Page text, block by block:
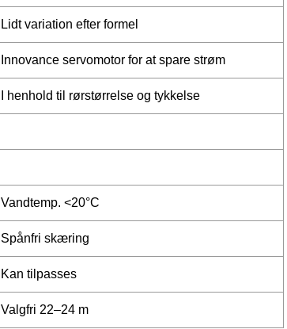
Lidt variation efter formel
Innovance servomotor for at spare strøm
I henhold til rørstørrelse og tykkelse
Vandtemp. <20°C
Spånfri skæring
Kan tilpasses
Valgfri 22–24 m